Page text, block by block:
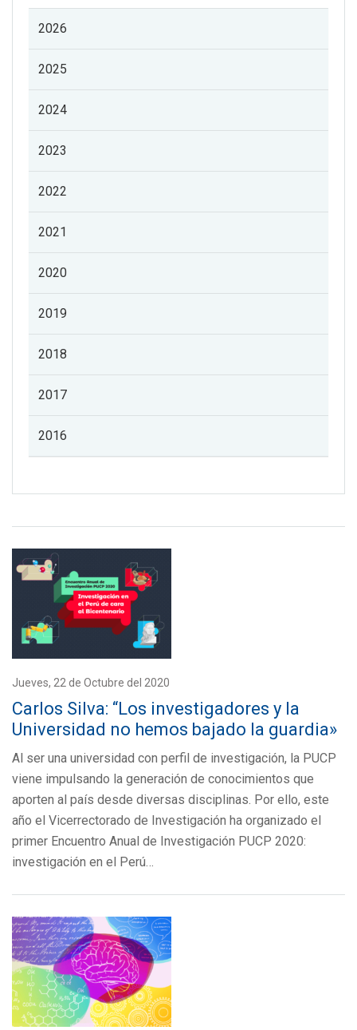
2026
2025
2024
2023
2022
2021
2020
2019
2018
2017
2016
Jueves, 22 de Octubre del 2020
Carlos Silva: “Los investigadores y la
Universidad no hemos bajado la guardia»
Al ser una universidad con perfil de investigación, la PUCP
viene impulsando la generación de conocimientos que
aporten al país desde diversas disciplinas. Por ello, este
año el Vicerrectorado de Investigación ha organizado el
primer Encuentro Anual de Investigación PUCP 2020:
investigación en el Perú…